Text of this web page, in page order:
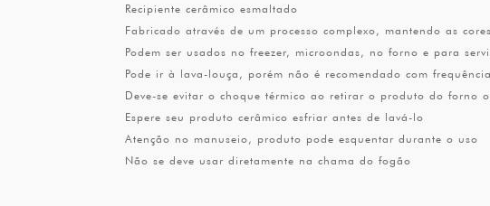
Recipiente cerâmico esmaltado
Fabricado através de um processo complexo, mantendo as
Podem ser usados no freezer, microondas, no forno e para
Pode ir à lava-louça, porém não é recomendado com frequência
Deve-se evitar o choque térmico ao retirar o produto do forno
Espere seu produto cerâmico esfriar antes de lavá-lo
Atenção no manuseio, produto pode esquentar durante o uso
Não se deve usar diretamente na chama do fogão